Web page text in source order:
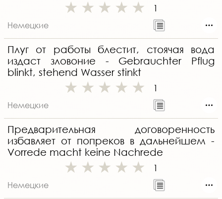
1
Немецкие
Плуг от работы блестит, стоячая вода
издаст зловоние - Gebrauchter Pflug
blinkt, stehend Wasser stinkt
1
Немецкие
Предварительная договоренность
избавляет от попреков в дальнейшем -
Vorrede macht keine Nachrede
1
Немецкие